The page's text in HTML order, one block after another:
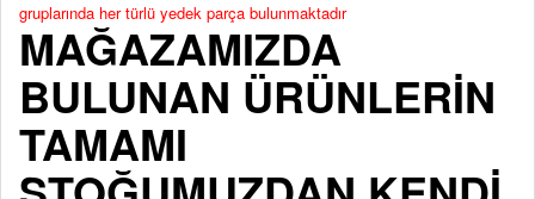
gruplarında her türlü yedek parça bulunmaktadır
MAĞAZAMIZDA
BULUNAN ÜRÜNLERİN
TAMAMI